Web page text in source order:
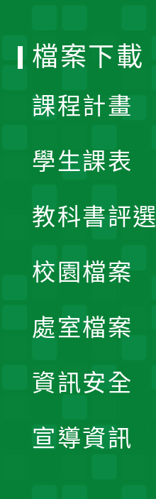
檔案下載
課程計畫
學生課表
教科書評選
校園檔案
處室檔案
資訊安全
宣導資訊